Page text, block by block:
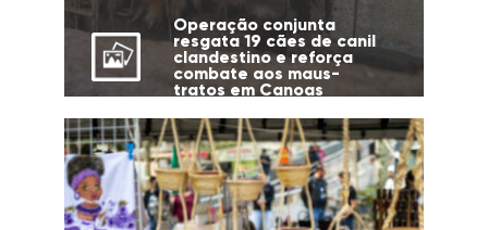
Operação conjunta
resgata 19 cães de canil
clandestino e reforça
combate aos maus-
tratos em Canoas